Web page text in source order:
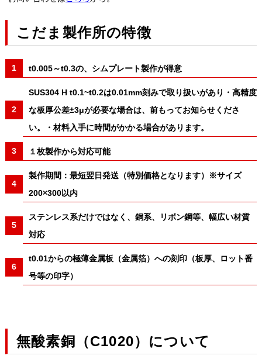
こだま製作所の特徴
t0.005～t0.3の、シムプレート製作が得意
SUS304 H t0.1~t0.2は0.01mm刻みで取り扱いがあり・高精度
な板厚公差±3μが必要な場合は、前もってお知らせくださ
い。・材料入手に時間がかかる場合があります。
１枚製作から対応可能
製作期間：最短翌日発送（特別価格となります）※サイズ
200×300以内
ステンレス系だけではなく、銅系、リボン鋼等、幅広い材質
対応
t0.01からの極薄金属板（金属箔）への刻印（板厚、ロット番
号等の印字）
無酸素銅（C1020）について